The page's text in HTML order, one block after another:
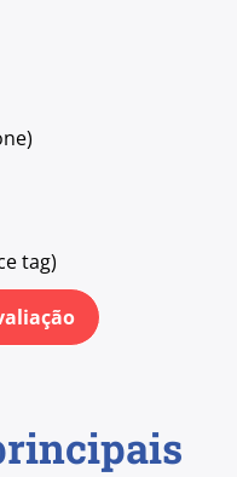
tag)